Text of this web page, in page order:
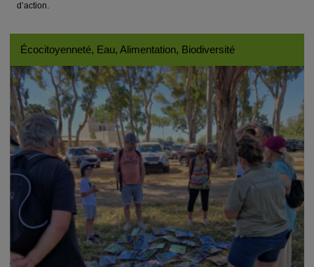
d’action.
Écocitoyenneté, Eau, Alimentation, Biodiversité